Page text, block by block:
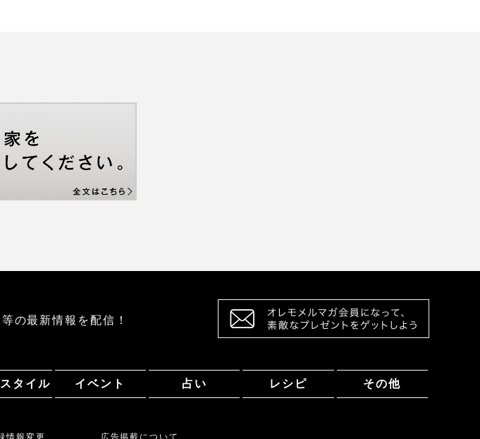
の最新情報を配信！
タイル イベント 占い レシピ その他
情報変更 広告掲載について